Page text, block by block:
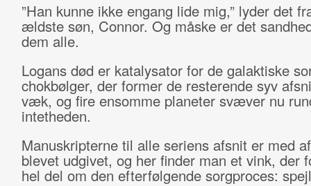
”Han kunne ikke engang lide mig,” lyder det
ældste søn, Connor. Og måske er det
dem alle.
Logans død er katalysator for de galaktiske
chokbølger, der former de resterende syv
væk, og fire ensomme planeter svæver nu
intetheden.
Manuskripterne til alle seriens afsnit er med
blevet udgivet, og her finder man et vink, der
hel del om den efterfølgende sorgproces: